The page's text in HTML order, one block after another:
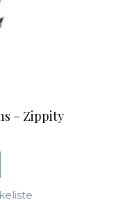
– Zippity